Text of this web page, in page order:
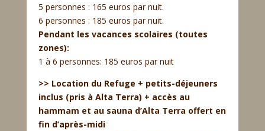
5 personnes : 165 euros par nuit.
6 personnes : 185 euros par nuit.
Pendant les vacances scolaires (toutes
zones):
1 à 6 personnes: 185 euros par nuit
>> Location du Refuge + petits-déjeuners
inclus (pris à Alta Terra) + accès au
hammam et au sauna d’Alta Terra offert en
fin d’après-midi